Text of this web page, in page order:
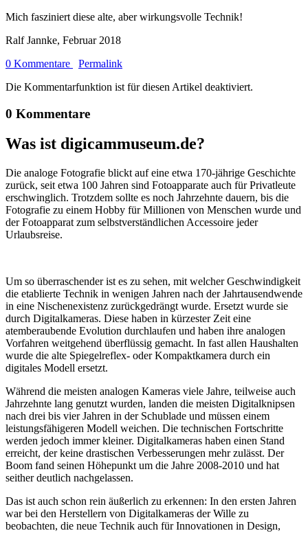
Mich fasziniert diese alte, aber wirkungsvolle Technik!
Ralf Jannke, Februar 2018
0 Kommentare
Permalink
Die Kommentarfunktion ist für diesen Artikel deaktiviert.
0 Kommentare
Was ist digicammuseum.de?
Die analoge Fotografie blickt auf eine etwa 170-jährige Geschichte
zurück, seit etwa 100 Jahren sind Fotoapparate auch für Privatleute
erschwinglich. Trotzdem sollte es noch Jahrzehnte dauern, bis die
Fotografie zu einem Hobby für Millionen von Menschen wurde und
der Fotoapparat zum selbstverständlichen Accessoire jeder
Urlaubsreise.
Um so überraschender ist es zu sehen, mit welcher Geschwindigkeit
die etablierte Technik in wenigen Jahren nach der Jahrtausendwende
in eine Nischenexistenz zurückgedrängt wurde. Ersetzt wurde sie
durch Digitalkameras. Diese haben in kürzester Zeit eine
atemberaubende Evolution durchlaufen und haben ihre analogen
Vorfahren weitgehend überflüssig gemacht. In fast allen Haushalten
wurde die alte Spiegelreflex- oder Kompaktkamera durch ein
digitales Modell ersetzt.
Während die meisten analogen Kameras viele Jahre, teilweise auch
Jahrzehnte lang genutzt wurden, landen die meisten Digitalknipsen
nach drei bis vier Jahren in der Schublade und müssen einem
leistungsfähigeren Modell weichen. Die technischen Fortschritte
werden jedoch immer kleiner. Digitalkameras haben einen Stand
erreicht, der keine drastischen Verbesserungen mehr zulässt. Der
Boom fand seinen Höhepunkt um die Jahre 2008-2010 und hat
seither deutlich nachgelassen.
Das ist auch schon rein äußerlich zu erkennen: In den ersten Jahren
war bei den Herstellern von Digitalkameras der Wille zu
beobachten, die neue Technik auch für Innovationen in Design,